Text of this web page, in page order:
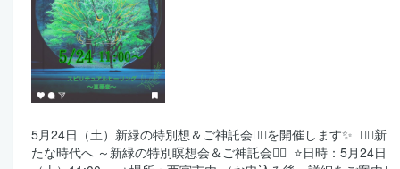
5月24日（土）新緑の特別想＆ご神託会🧘‍♀️を開催します✨ ⁡ 🧘‍♀️新
たな時代へ ～新緑の特別瞑想会＆ご神託会🧘‍♀️ ⁡ ⭐️日時：5月24日